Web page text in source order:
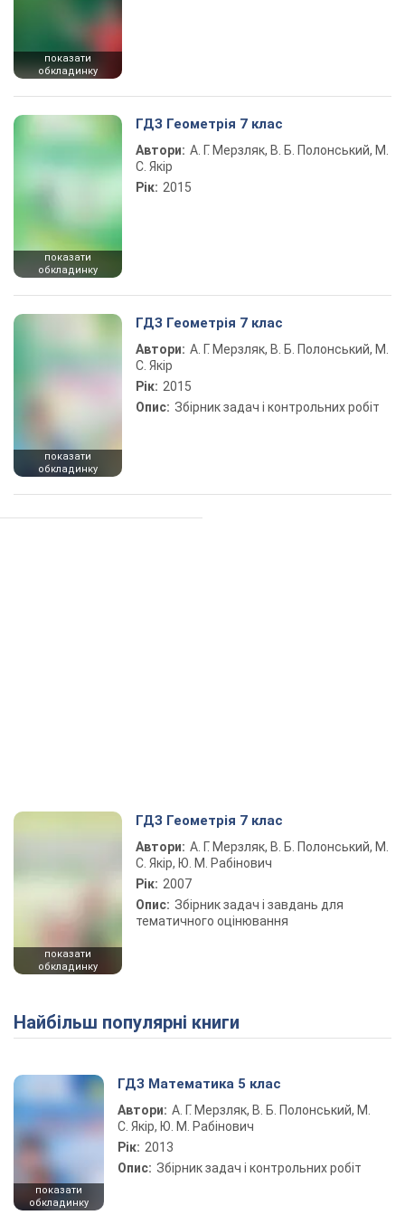
показати
обкладинку
показати
обкладинку
ГДЗ Геометрія 7 клас
Автори: А. Г. Мерзляк, В. Б. Полонський, М.
С. Якір
Рік: 2015
показати
обкладинку
ГДЗ Геометрія 7 клас
Автори: А. Г. Мерзляк, В. Б. Полонський, М.
С. Якір
Рік: 2015
Опис: Збірник задач і контрольних робіт
показати
обкладинку
ГДЗ Геометрія 7 клас
Автори: А. Г. Мерзляк, В. Б. Полонський, М.
С. Якір, Ю. М. Рабінович
Рік: 2007
Опис: Збірник задач і завдань для
тематичного оцінювання
Найбільш популярні книги
показати
обкладинку
ГДЗ Математика 5 клас
Автори: А. Г. Мерзляк, В. Б. Полонський, М.
С. Якір, Ю. М. Рабінович
Рік: 2013
Опис: Збірник задач і контрольних робіт